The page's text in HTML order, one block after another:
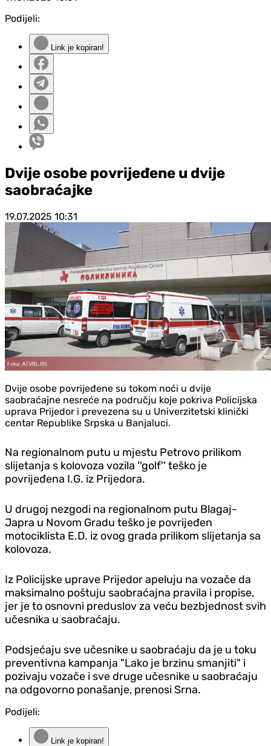
Podijeli:
Link je kopiran!
Dvije osobe povrijeđene u dvije
saobraćajke
19.07.2025 10:31
Dvije osobe povrijeđene su tokom noći u dvije
saobraćajne nesreće na području koje pokriva Policijska
uprava Prijedor i prevezena su u Univerzitetski klinički
centar Republike Srpska u Banjaluci.
Na regionalnom putu u mjestu Petrovo prilikom
slijetanja s kolovoza vozila ''golf'' teško je
povrijeđena I.G. iz Prijedora.
U drugoj nezgodi na regionalnom putu Blagaj-
Japra u Novom Gradu teško je povrijeđen
motociklista E.D. iz ovog grada prilikom slijetanja sa
kolovoza.
Iz Policijske uprave Prijedor apeluju na vozače da
maksimalno poštuju saobraćajna pravila i propise,
jer je to osnovni preduslov za veću bezbjednost svih
učesnika u saobraćaju.
Podsjećaju sve učesnike u saobraćaju da je u toku
preventivna kampanja "Lako je brzinu smanjiti" i
pozivaju vozače i sve druge učesnike u saobraćaju
na odgovorno ponašanje, prenosi Srna.
Podijeli:
Link je kopiran!